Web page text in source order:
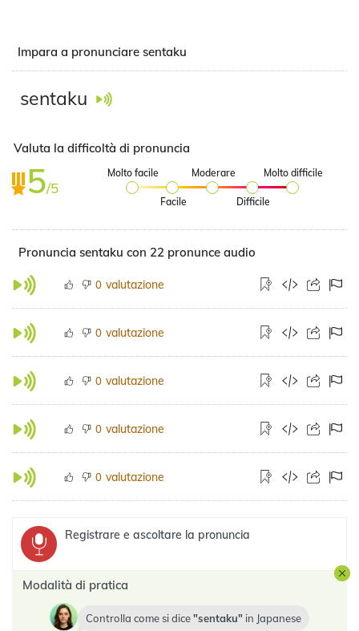
Impara a pronunciare sentaku
sentaku
Valuta la difficoltà di pronuncia
5/5
Molto facile
Facile
Moderare
Difficile
Molto difficile
Pronuncia sentaku con 22 pronunce audio
0 valutazione
0 valutazione
0 valutazione
0 valutazione
0 valutazione
Registrare e ascoltare la pronuncia
Modalità di pratica
Controlla come si dice sentaku in Japanese